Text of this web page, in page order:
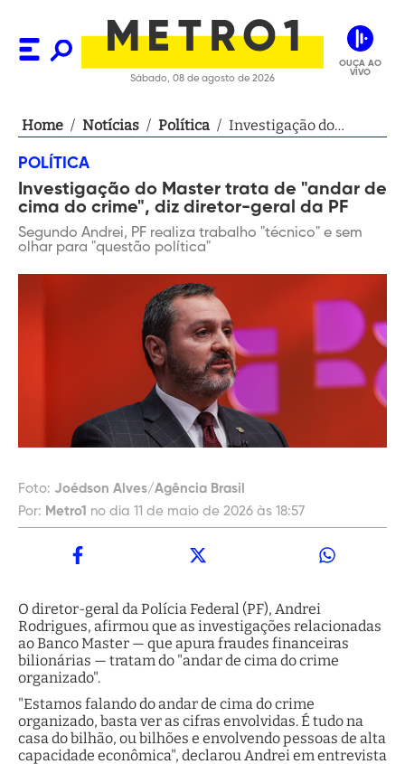
Sábado, 08 de agosto de 2026
OUÇA AO
VIVO
Home / Notícias / Política / Investigação do
diretor-geral da PF
POLÍTICA
Investigação do Master trata de "andar de
cima do crime", diz diretor-geral da PF
Segundo Andrei, PF realiza trabalho "técnico" e sem
olhar para "questão política"
Foto: Joédson Alves/Agência Brasil
Por: Metro1 no dia 11 de maio de 2026 às 18:57
O diretor-geral da Polícia Federal (PF), Andrei
Rodrigues, afirmou que as investigações relacionadas
ao Banco Master — que apura fraudes financeiras
bilionárias — tratam do "andar de cima do crime
organizado".
"Estamos falando do andar de cima do crime
organizado, basta ver as cifras envolvidas. É tudo na
casa do bilhão, ou bilhões e envolvendo pessoas de alta
capacidade econômica", declarou Andrei em entrevista